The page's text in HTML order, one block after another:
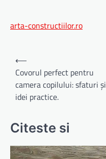
arta-constructiilor.ro
Navigare
în
articole
⟵
Covorul perfect pentru
camera copilului: sfaturi și
idei practice.
Citeste si